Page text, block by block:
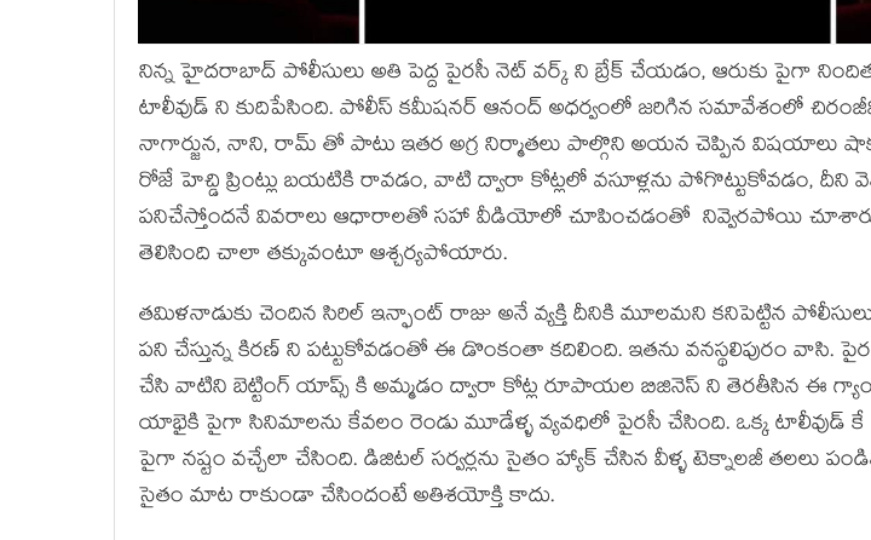
నిన్న హైదరాబాద్ పోలీసులు అతి పెద్ద పైరసీ నెట్ వర్క్ ని బ్రేక్ చేయడం, ఆరుకు పైగా
టాలీవుడ్ ని కుదిపేసింది. పోలీస్ కమీషనర్ ఆనంద్ అధర్వంలో జరిగిన సమావేశంలో
నాగార్జున, నాని, రామ్ తో పాటు ఇతర అగ్ర నిర్మాతలు పాల్గొని అయన చెప్పిన విషయాలు
రోజే హెచ్డి ప్రింట్లు బయటికి రావడం, వాటి ద్వారా కోట్లలో వసూళ్లను పోగొట్టుకోవడం,
పనిచేస్తోందనే వివరాలు ఆధారాలతో సహా వీడియోలో చూపించడంతో నివ్వెరపోయి చూశారు.
తెలిసింది చాలా తక్కువంటూ ఆశ్చర్యపోయారు.
తమిళనాడుకు చెందిన సిరిల్ ఇన్ఫాంట్ రాజు అనే వ్యక్తి దీనికి మూలమని కనిపెట్టిన
పని చేస్తున్న కిరణ్ ని పట్టుకోవడంతో ఈ డొంకంతా కదిలింది. ఇతను వనస్థలిపురం వాసి.
చేసి వాటిని బెట్టింగ్ యాప్స్ కి అమ్మడం ద్వారా కోట్ల రూపాయల బిజినెస్ ని తెరతీసిన ఈ
యాభైకి పైగా సినిమాలను కేవలం రెండు మూడేళ్ళ వ్యవధిలో పైరసీ చేసింది. ఒక్క టాలీవుడ్ కే
పైగా నష్టం వచ్చేలా చేసింది. డిజిటల్ సర్వర్లను సైతం హ్యాక్ చేసిన వీళ్ళ టెక్నాలజీ తలలు
సైతం మాట రాకుండా చేసిందంటే అతిశయోక్తి కాదు.